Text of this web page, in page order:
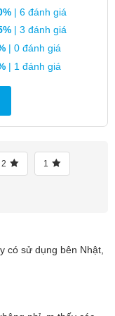
có mức dung
bị không thể
dụng internet
| 6 đánh giá
| 3 đánh giá
| 0 đánh giá
| 1 đánh giá
2 1
có sử dụng bên Nhật,